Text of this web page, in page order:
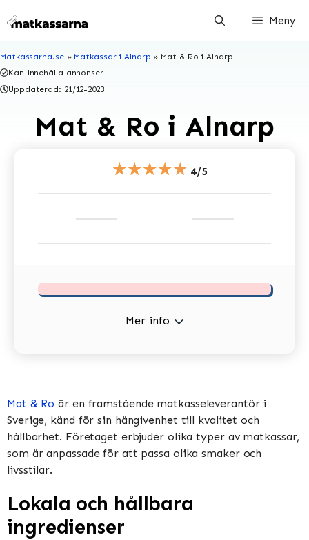
till
Meny
Matkassarna.se» Matkassar i Alnarp » Mat & Ro i Alnarp
Kan innehålla annonser
Uppdaterad: 21/12-2023
Mat & Ro i Alnarp
★★★★★ 4/5
Mer info
Mat & Ro är en framstående matkasseleverantör i
Sverige, känd för sin hängivenhet till kvalitet och
hållbarhet. Företaget erbjuder olika typer av matkassar,
som är anpassade för att passa olika smaker och
livsstilar.
Lokala och hållbara
ingredienser